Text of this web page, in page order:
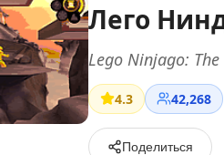
Лего
Lego Ninjago:
4.3 42,268
Поделиться